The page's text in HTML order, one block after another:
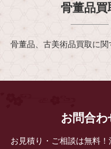
骨董品買
骨董品、古美術品買取に関
お問合
お見積り・ご相談は無料！